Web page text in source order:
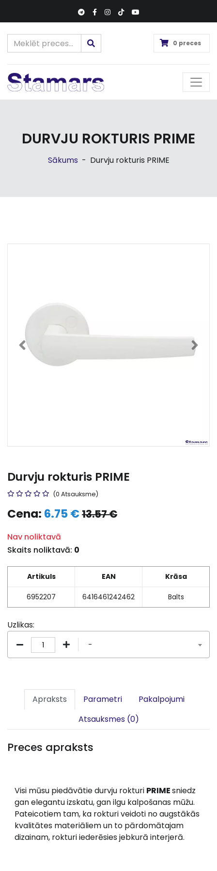
0 preces
DURVJU ROKTURIS PRIME
Sākums - Durvju rokturis PRIME
Durvju rokturis PRIME
(0 Atsauksme)
Cena: 6.75 €13.57 €
Nav noliktavā
Skaits noliktavā: 0
Artikuls EAN Krāsa
6952207 6416461242462 Balts
Uzlikas:
-
Apraksts Parametri
Pakalpojumi
Atsauksmes (0)
Preces apraksts
Visi mūsu piedāvātie durvju rokturi PRIMEsniedz
gan elegantu izskatu, gan ilgu kalpošanas mūžu.
Pateicotiem tam, ka rokturi veidoti no augstākās
kvalitātes materiāliem un to pārdomātajam
dizainam, rokturi iederēsies jebkurā interjerā.